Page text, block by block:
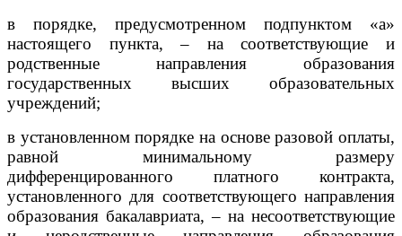
в порядке, предусмотренном подпунктом «а»
настоящего пункта, – на соответствующие и
родственные направления образования
государственных высших образовательных
учреждений;
в установленном порядке на основе разовой оплаты,
равной минимальному размеру
дифференцированного платного контракта,
установленного для соответствующего направления
образования бакалавриата, – на несоответствующие